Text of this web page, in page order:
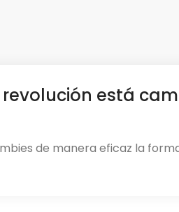
está
de manera eficaz la